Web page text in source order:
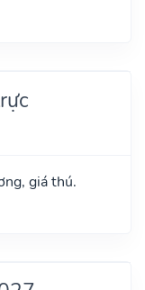
giá thú.